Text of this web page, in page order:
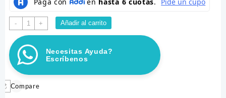
-
ORIJEN
ALIMENTO
PARA
GATO
KITTEN
1.8KG
cantidad
+ Añadir al carrito
Necesitas Ayuda?
Escríbenos
Compare